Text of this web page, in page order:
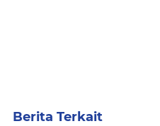
Berita Terkait